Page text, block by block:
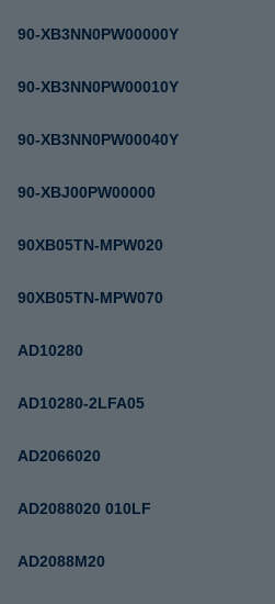
90-XB3NN0PW00000Y
90-XB3NN0PW00010Y
90-XB3NN0PW00040Y
90-XBJ00PW00000
90XB05TN-MPW020
90XB05TN-MPW070
AD10280
AD10280-2LFA05
AD2066020
AD2088020 010LF
AD2088M20